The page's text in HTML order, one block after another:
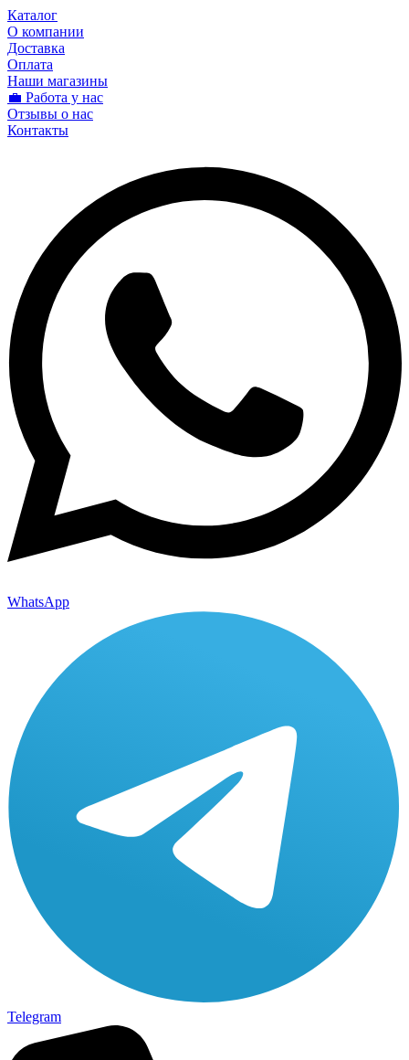
Каталог
О компании
Доставка
Оплата
Наши магазины
💼 Работа у нас
Отзывы о нас
Контакты
WhatsApp
Telegram